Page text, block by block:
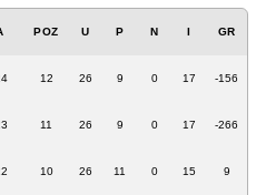
POZ U P N I GR
12 26 9 0 17 -156
11 26 9 0 17 -266
10 26 11 0 15 9